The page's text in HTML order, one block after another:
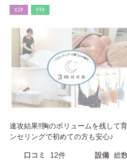
ｴｽﾃ ﾘﾗｸ
速攻結果!!胸のボリュームを残して
ンセリングで初めての方も安心♪
口コミ 12件 設備 総